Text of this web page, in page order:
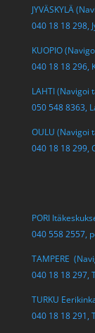
JYVÄSKYLÄ
040 18 18 298,
KUOPIO
040 18 18 296,
LAHTI (Navigoi
050 548 8363,
OULU (Navigoi
040 18 18 299,
PORI
040 558 2557,
TAMPERE
040 18 18 297,
TURKU
040 18 18 291,